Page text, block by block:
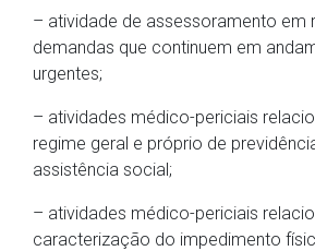
– atividade de assessoramento em
demandas que continuem em
urgentes;
– atividades médico-periciais
regime geral e próprio de
assistência social;
– atividades médico-periciais
caracterização do impedimento